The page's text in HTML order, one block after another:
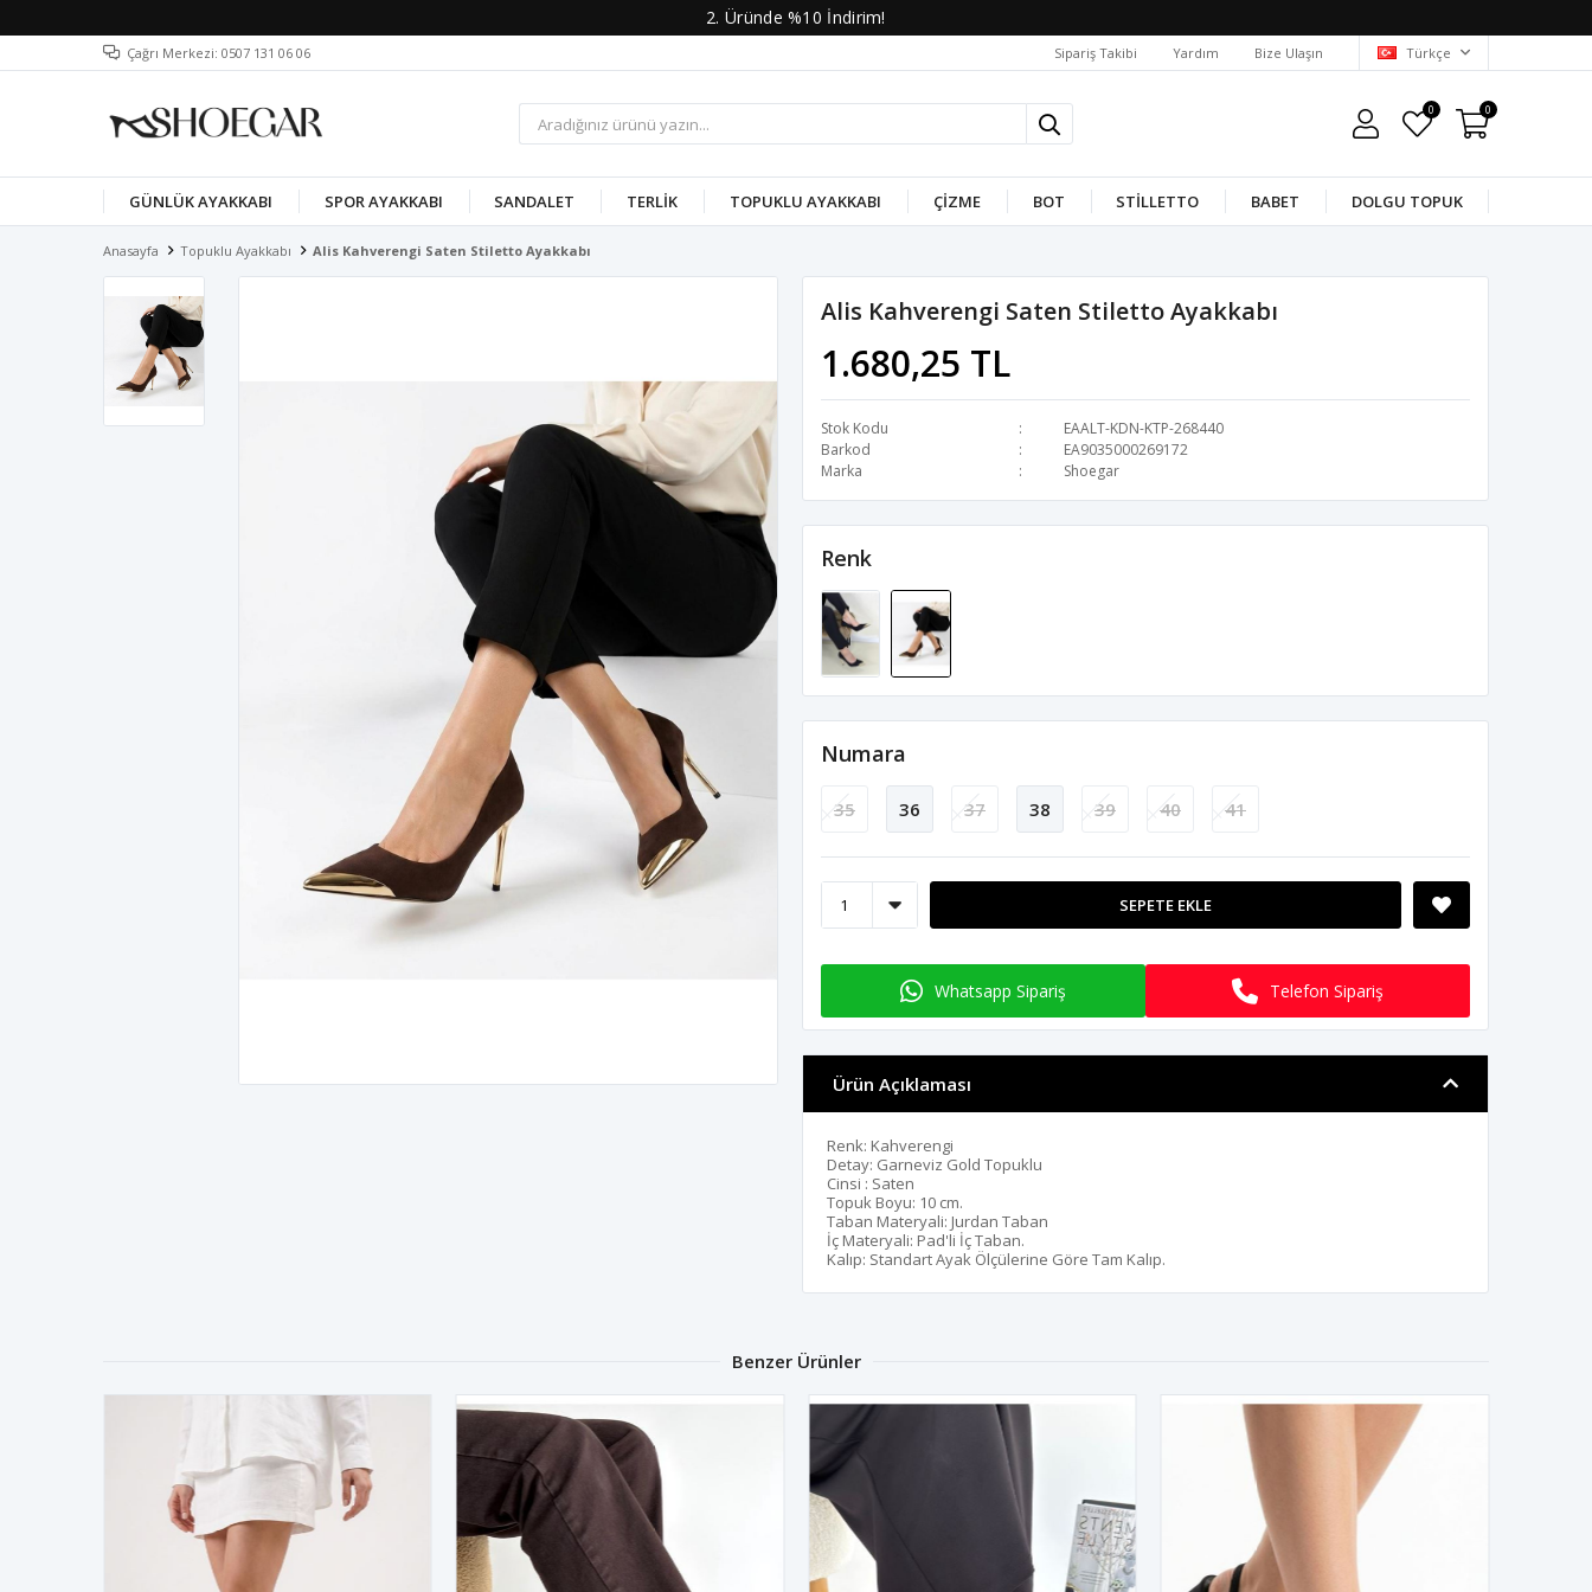
2. Üründe %10 İndirim!
Çağrı Merkezi: 0507 131 06 06 Sipariş Takibi Yardım Bize Ulaşın Türkçe
0 0
GÜNLÜK AYAKKABI SPOR AYAKKABI SANDALET TERLIK TOPUKLU AYAKKABI ÇIZME BOT STILLETTO BABET DOLGU TOPUK
Anasayfa Topuklu Ayakkabı Alis Kahverengi Saten Stiletto Ayakkabı
Alis Kahverengi Saten Stiletto Ayakkabı
1.680,25 TL
Stok Kodu
EAALT-KDN-KTP-268440
Barkod
EA9035000269172
Marka
Shoegar
Renk
Numara
35 36 37 38 39 40 41
SEPETE EKLE
Whatsapp Sipariş Telefon Sipariş
Ürün Açıklaması
Renk: Kahverengi
Detay: Garneviz Gold Topuklu
Cinsi : Saten
Topuk Boyu: 10 cm.
Taban Materyali: Jurdan Taban
İç Materyali: Pad'li İç Taban.
Kalıp: Standart Ayak Ölçülerine Göre Tam Kalıp.
Benzer Ürünler